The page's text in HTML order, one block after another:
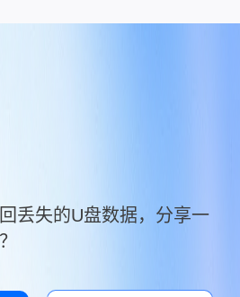
丢失的U盘数据，分享一